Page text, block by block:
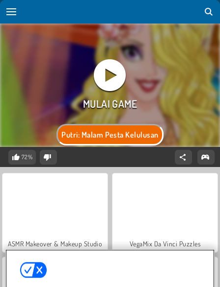
Putri: Malam Pesta Kelulusan
72%
ASMR Makeover & Makeup Studio VegaMix Da Vinci Puzzles